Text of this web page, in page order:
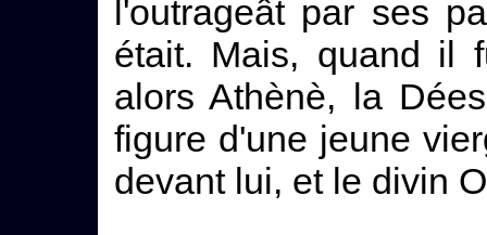
l'outrageât par ses
était. Mais, quand il
alors Athènè, la
figure d'une jeune
devant lui, et le divin